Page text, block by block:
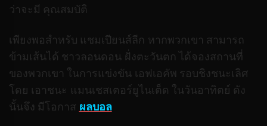
ว่าจะมี คุณสมบัติ
เพียงพอสำหรับ แชมเปียนส์ลีก หากพวกเขา สามารถ
ข้ามเส้นได้ ชาวลอนดอน ฝั่งตะวันตก ได้จองสถานที่
ของพวกเขา ในการแข่งขัน เอฟเอคัพ รอบชิงชนะเลิศ
โดย เอาชนะ แมนเชสเตอร์ยูไนเต็ด ในวันอาทิตย์ ดัง
นั้นจึง มีโอกาส ผลบอล